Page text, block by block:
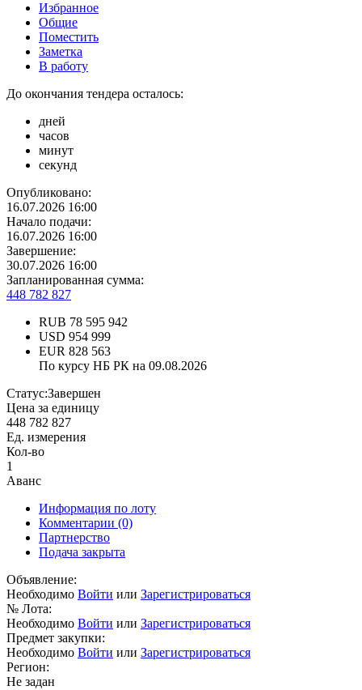
Избранное
Общие
Поместить
Заметка
В работу
До окончания тендера осталось:
дней
часов
минут
секунд
Опубликовано:
16.07.2026 16:00
Начало подачи:
16.07.2026 16:00
Завершение:
30.07.2026 16:00
Запланированная сумма:
448 782 827
RUB 78 595 942
USD 954 999
EUR 828 563
По курсу НБ РК на 09.08.2026
Статус:Завершен
Цена за единицу
448 782 827
Ед. измерения
Кол-во
1
Аванс
Информация по лоту
Комментарии (0)
Партнерство
Подача закрыта
Объявление:
Необходимо Войти или Зарегистрироваться
№ Лота:
Необходимо Войти или Зарегистрироваться
Предмет закупки:
Необходимо Войти или Зарегистрироваться
Регион:
Не задан